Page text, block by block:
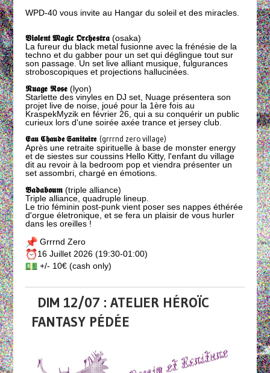
WPD-40 vous invite au Hangar du soleil et des miracles.
𝖁𝖎𝖔𝖑𝖊𝖓𝖙 𝕸𝖆𝖌𝖎𝖈 𝕺𝖗𝖈𝖍𝖊𝖘𝖙𝖗𝖆(osaka)
La fureur du black metal fusionne avec la frénésie de la
techno et du gabber pour un set qui déglingue tout sur
son passage. Un set live alliant musique, fulgurances
stroboscopiques et projections hallucinées.
𝕹𝖚𝖆𝖌𝖊 𝕽𝖔𝖘𝖊(lyon)
Starlette des vinyles en DJ set, Nuage présentera son
projet live de noise, joué pour la 1ère fois au
KraspekMyzik en février 26, qui a su conquérir un public
curieux lors d'une soirée axée trance et jersey club.
𝕰𝖆𝖚 𝕮𝖍𝖆𝖚𝖉𝖊 𝕾𝖆𝖓𝖎𝖙𝖆𝖎𝖗𝖊 (grrrnd zero village)
Après une retraite spirituelle à base de monster energy
et de siestes sur coussins Hello Kitty, l'enfant du village
dit au revoir à la bedroom pop et viendra présenter un
set assombri, chargé en émotions.
𝕭𝖆𝖉𝖆𝖇𝖔𝖚𝖒(triple alliance)
Triple alliance, quadruple lineup.
Le trio féminin post-punk vient poser ses nappes éthérée
d'orgue életronique, et se fera un plaisir de vous hurler
dans les oreilles !
Grrrnd Zero
16 Juillet 2026 (19:30-01:00)
+/- 10€ (cash only)
DIM 12/07 : ATELIER HÉROÏC
FANTASY PÉDÉE